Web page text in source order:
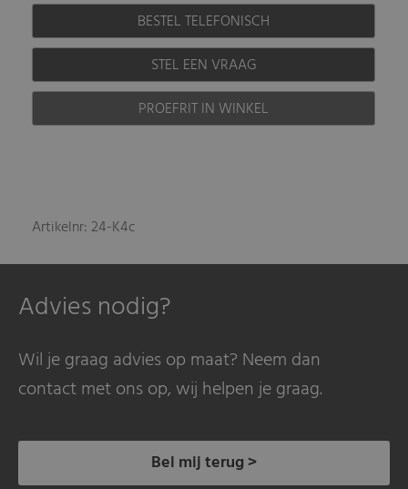
BESTEL TELEFONISCH
STEL EEN VRAAG
PROEFRIT IN WINKEL
Artikelnr: 24-K4c
Advies nodig?
Wil je graag advies op maat? Neem dan
contact met ons op, wij helpen je graag.
Bel mij terug >